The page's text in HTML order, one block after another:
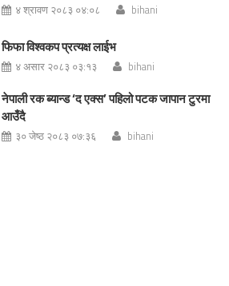
४ श्रावण २०८३ ०४:०८ bihani
फिफा विश्वकप प्रत्यक्ष लाईभ
४ असार २०८३ ०३:१३ bihani
नेपाली रक ब्यान्ड ‘द एक्स’ पहिलो पटक जापान टुरमा
आउँदै
३० जेष्ठ २०८३ ०७:३६ bihani